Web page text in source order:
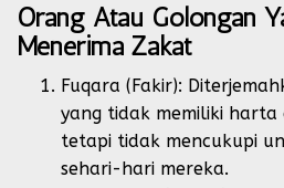
Orang Atau Golongan
Menerima Zakat
Fuqara (Fakir):
yang tidak memiliki
tetapi tidak mencukupi
sehari-hari mereka.